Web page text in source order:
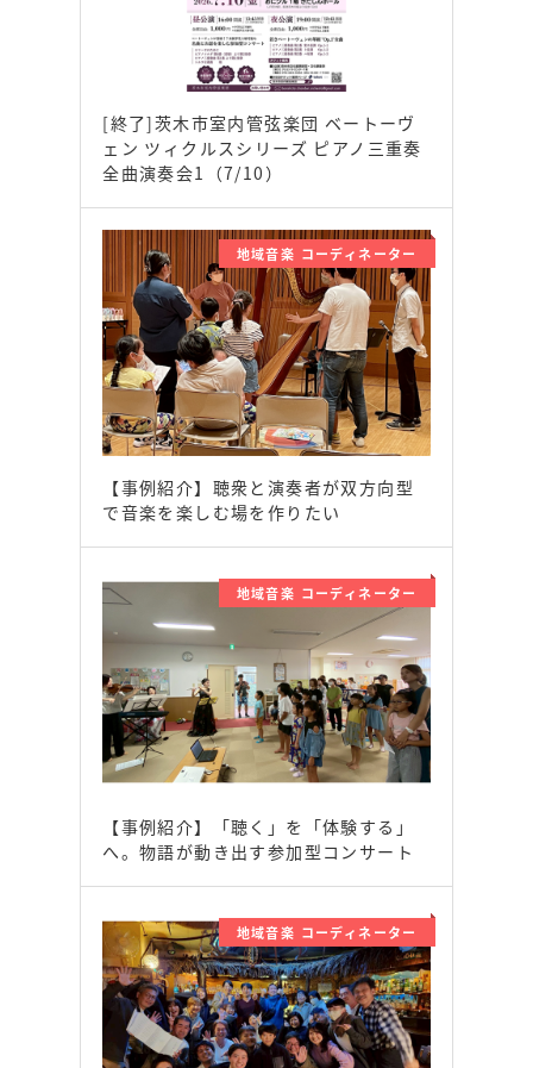
[終了]茨木市室内管弦楽団 ベートーヴ
ェン ツィクルスシリーズ ピアノ三重奏
全曲演奏会1（7/10）
地域音楽 コーディネーター
【事例紹介】聴衆と演奏者が双方向型
で音楽を楽しむ場を作りたい
地域音楽 コーディネーター
【事例紹介】「聴く」を「体験する」
へ。物語が動き出す参加型コンサート
地域音楽 コーディネーター